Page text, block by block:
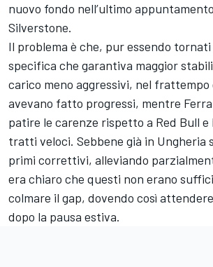
nuovo fondo nell’ultimo
Silverstone.
Il problema è che, pur essendo
specifica che garantiva maggior
carico meno aggressivi, nel frattempo
avevano fatto progressi, mentre
patire le carenze rispetto a Red Bull e
tratti veloci. Sebbene già in Ungheria
primi correttivi, alleviando
era chiaro che questi non erano
colmare il gap, dovendo così
dopo la pausa estiva.